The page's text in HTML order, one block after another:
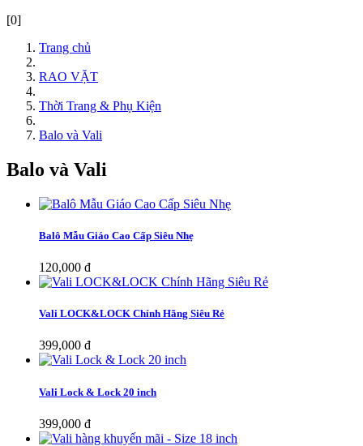
[0]
Trang chủ
RAO VẶT
Thời Trang & Phụ Kiện
Balo và Vali
Balo và Vali
Balô Mẫu Giáo Cao Cấp Siêu Nhẹ
120,000 đ
Vali LOCK&LOCK Chính Hãng Siêu Rẻ
399,000 đ
Vali Lock & Lock 20 inch
399,000 đ